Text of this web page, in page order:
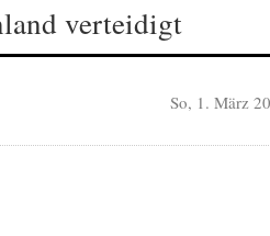
verteidigt
So, 1. März